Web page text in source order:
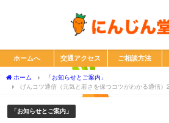
ホームへ 交通アクセス ご相談方法
ホーム
「お知らせとご案内」
げんコツ通信（元気と若さを保つコツがわかる通信
「お知らせとご案内」